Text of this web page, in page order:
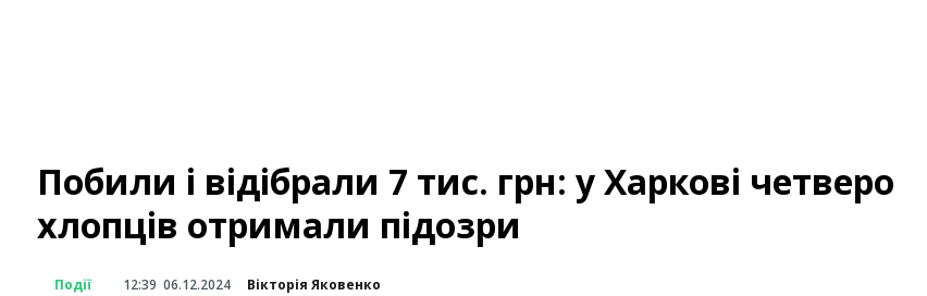
Побили і відібрали 7 тис. грн: у Харкові четверо
хлопців отримали підозри
Події 12:39 06.12.2024 Вікторія Яковенко